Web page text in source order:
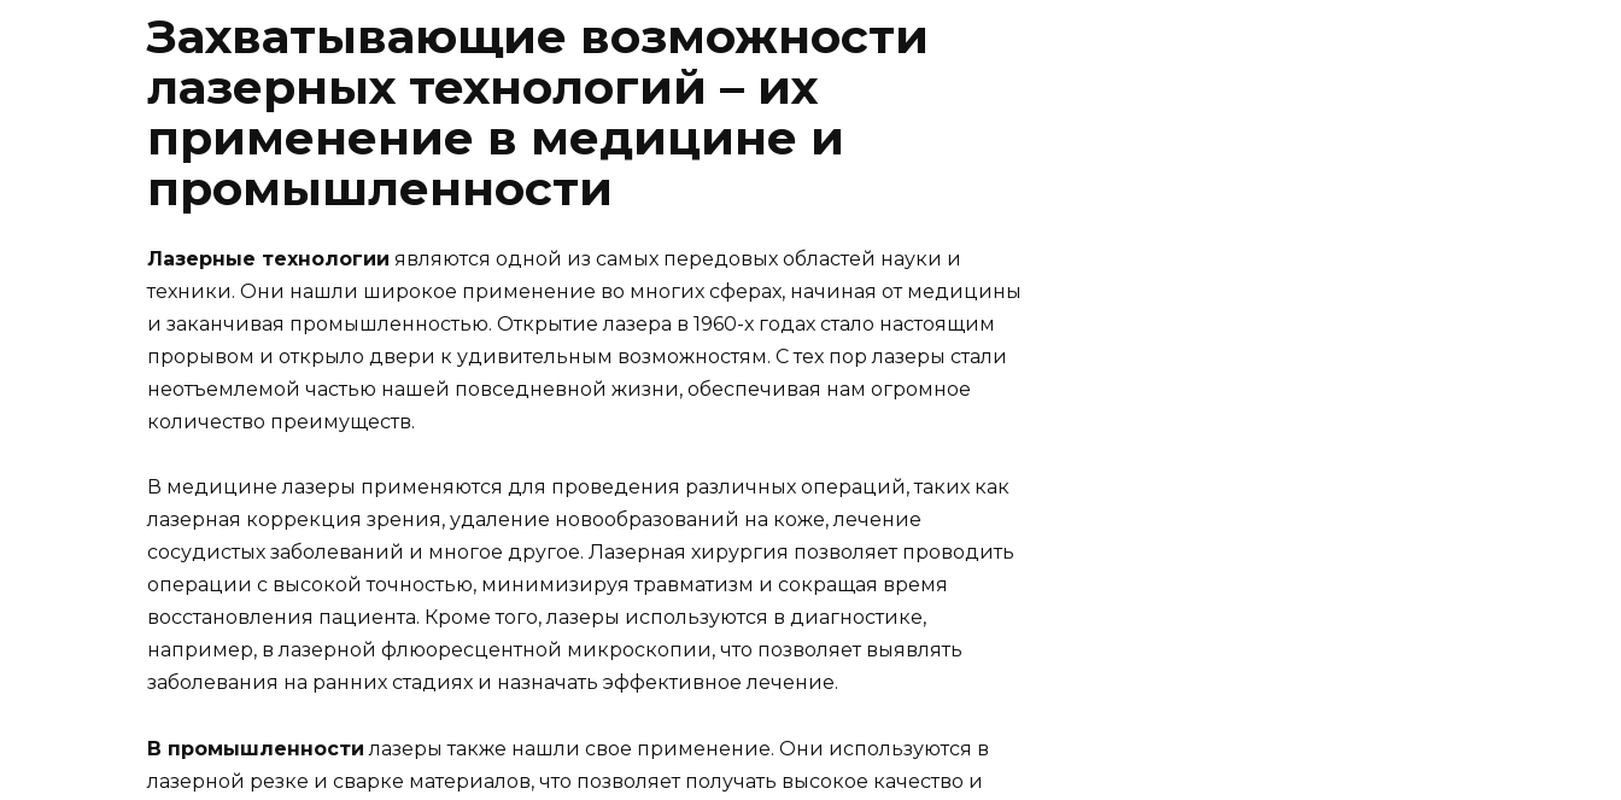
Захватывающие возможности
лазерных технологий – их
применение в медицине и
промышленности
Лазерные технологии являются одной из самых передовых областей науки и
техники. Они нашли широкое применение во многих сферах, начиная от медицины
и заканчивая промышленностью. Открытие лазера в 1960-х годах стало настоящим
прорывом и открыло двери к удивительным возможностям. С тех пор лазеры стали
неотъемлемой частью нашей повседневной жизни, обеспечивая нам огромное
количество преимуществ.
В медицине лазеры применяются для проведения различных операций, таких как
лазерная коррекция зрения, удаление новообразований на коже, лечение
сосудистых заболеваний и многое другое. Лазерная хирургия позволяет проводить
операции с высокой точностью, минимизируя травматизм и сокращая время
восстановления пациента. Кроме того, лазеры используются в диагностике,
например, в лазерной флюоресцентной микроскопии, что позволяет выявлять
заболевания на ранних стадиях и назначать эффективное лечение.
В промышленности лазеры также нашли свое применение. Они используются в
лазерной резке и сварке материалов, что позволяет получать высокое качество и